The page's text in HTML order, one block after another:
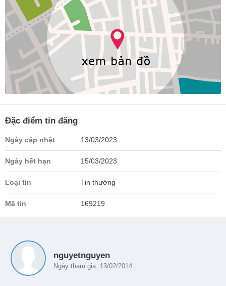
Đặc điểm tin đăng
Ngày cập nhật 13/03/2023
Ngày hết hạn 15/03/2023
Loại tin Tin thường
Mã tin 169219
nguyetnguyen
Ngày tham gia: 13/02/2014